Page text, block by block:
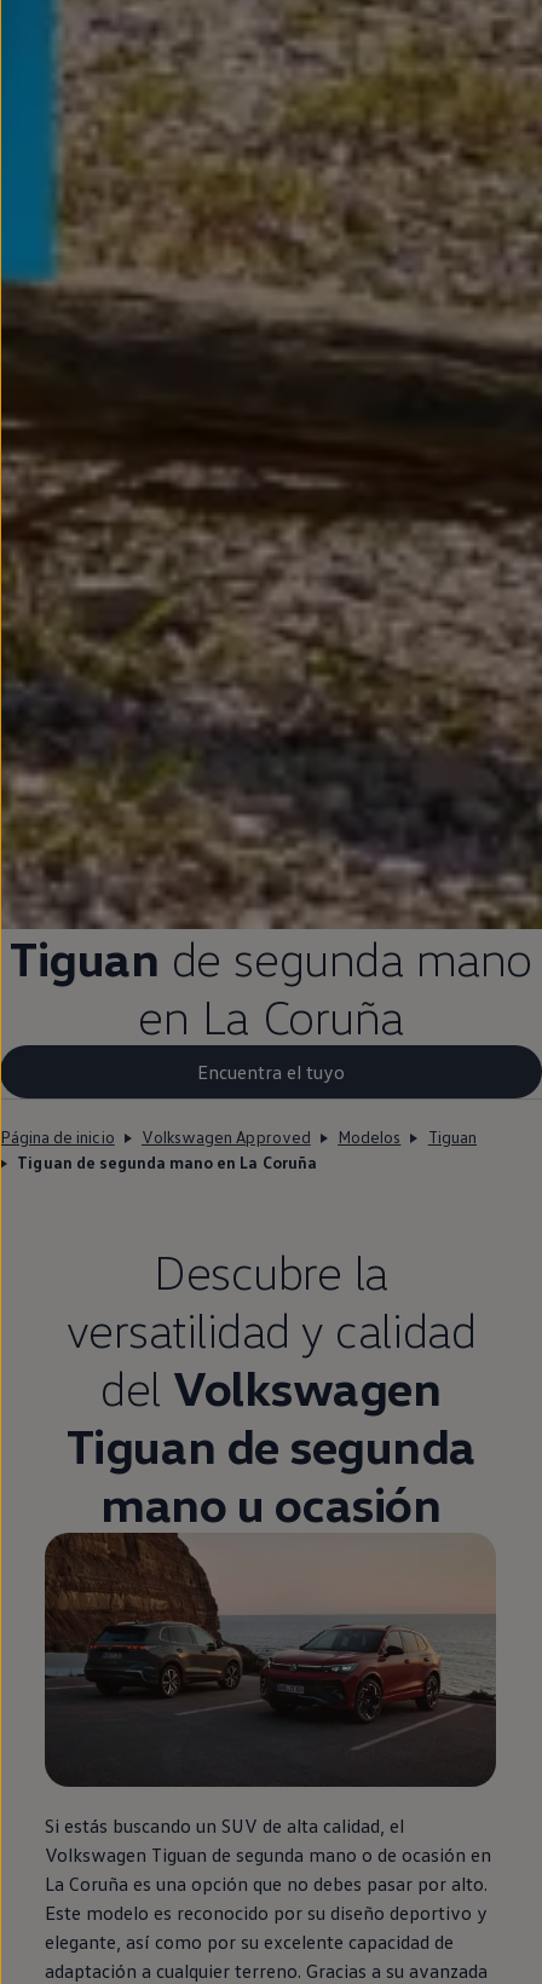
Tiguan de segunda mano
en La Coruña
Encuentra el tuyo
Página de inicio Volkswagen Approved Modelos
Tiguan
Tiguan de segunda mano en La Coruña
Descubre la
versatilidad y calidad
del Volkswagen
Tiguan de segunda
mano u ocasión
Si estás buscando un SUV de alta calidad, el
Volkswagen Tiguan de segunda mano o de ocasión en
La Coruña es una opción que no debes pasar por alto.
Este modelo es reconocido por su diseño deportivo y
elegante, así como por su excelente capacidad de
adaptación a cualquier terreno. Gracias a su avanzada